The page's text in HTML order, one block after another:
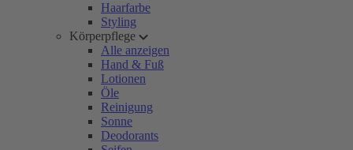
Haarfarbe
Styling
Körperpflege
Alle anzeigen
Hand & Fuß
Lotionen
Öle
Reinigung
Sonne
Deodorants